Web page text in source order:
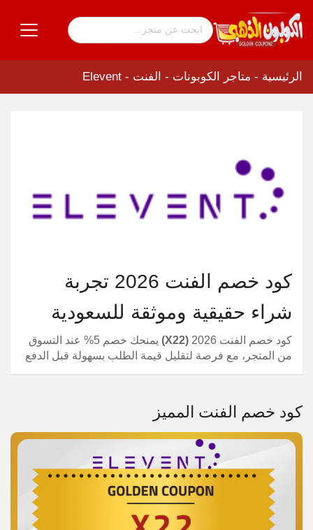
الرئيسية - متاجر الكوبونات - الفنت - Elevent
كود خصم الفنت 2026 تجربة
شراء حقيقية وموثقة للسعودية
كود خصم الفنت 2026 (X22)
يمنحك خصم 5% عند التسوق
من المتجر، مع فرصة لتقليل قيمة الطلب بسهولة قبل الدفع
كود خصم الفنت المميز